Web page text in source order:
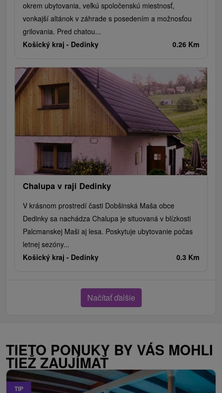
okrem ubytovania, veľkú spoločenskú miestnosť,
vonkajší altánok v záhrade s posedením a možnosťou
grilovania. Pred chatou...
Košický kraj - Dedinky 0.26 Km
Chalupa v raji Dedinky
V krásnom prostredí časti Dobšinská Maša obce
Dedinky sa nachádza Chalupa je situovaná v blízkosti
Palcmanskej Maši aj lesa. Poskytuje ubytovanie počas
letnej sezóny...
Košický kraj - Dedinky 0.3 Km
Načítať ďalšie
TIETO PONUKY BY VÁS MOHLI
TIEŽ ZAUJÍMAŤ
TIP